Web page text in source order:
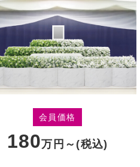
会員価格
180万円～ (税込)